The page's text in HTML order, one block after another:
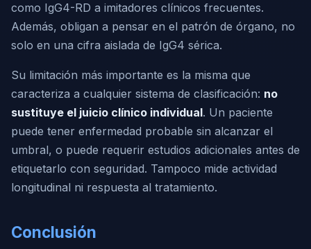
como IgG4-RD a imitadores clínicos frecuentes.
Además, obligan a pensar en el patrón de órgano, no
solo en una cifra aislada de IgG4 sérica.
Su limitación más importante es la misma que
caracteriza a cualquier sistema de clasificación: no
sustituye el juicio clínico individual. Un paciente
puede tener enfermedad probable sin alcanzar el
umbral, o puede requerir estudios adicionales antes de
etiquetarlo con seguridad. Tampoco mide actividad
longitudinal ni respuesta al tratamiento.
Conclusión